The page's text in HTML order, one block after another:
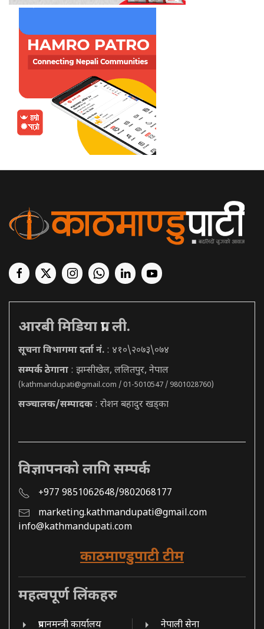
आरबी मिडिया प्रा. ली.
सूचना विभागमा दर्ता नं. : ४१०\२०७३\०७४
सम्पर्क ठेगाना : झम्सीखेल, ललितपुर, नेपाल
(kathmandupati@gmail.com / 01-5010547 / 9801028760)
सञ्चालक/सम्पादक : रोशन बहादुर खड्का
विज्ञापनको लागि सम्पर्क
+977 9851062648/9802068177
marketing.kathmandupati@gmail.com
info@kathmandupati.com
काठमाण्डुपाटी टीम
महत्वपूर्ण लिंकहरु
प्रधानमन्त्री कार्यालय नेपाली सेना